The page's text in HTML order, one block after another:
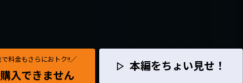
料金もさらにおトク!!／
入できません
本編をちょい見せ！